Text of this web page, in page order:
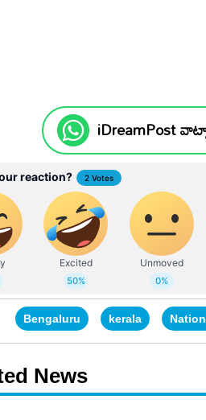
iDreamPost
Bengaluru kerala
News